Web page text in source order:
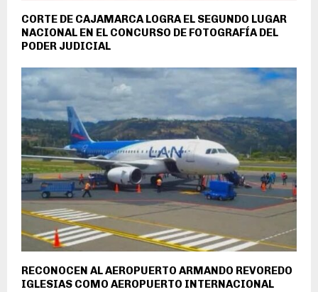
CORTE DE CAJAMARCA LOGRA EL SEGUNDO LUGAR
NACIONAL EN EL CONCURSO DE FOTOGRAFÍA DEL
PODER JUDICIAL
RECONOCEN AL AEROPUERTO ARMANDO REVOREDO
IGLESIAS COMO AEROPUERTO INTERNACIONAL